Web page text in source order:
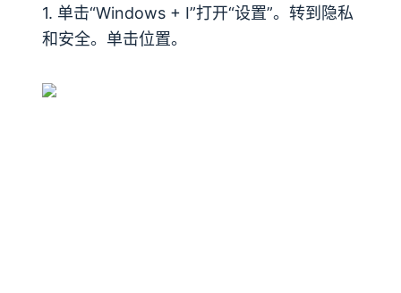
1. 单击“Windows + I”打开“设置”。转到隐私
和安全。单击位置。